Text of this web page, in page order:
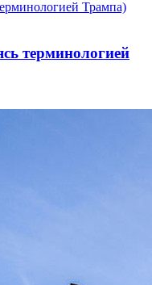
терминологией